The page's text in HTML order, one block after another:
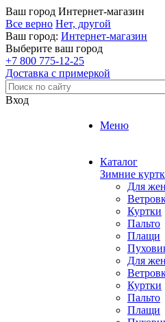
Ваш город Интернет-магазин
Все верно Нет, другой
Ваш город: Интернет-магазин
Выберите ваш город
+7 800 775-12-25
Доставка с примеркой
Вход
Меню
Каталог
Зимние
Для
Куртки
Пальто
Плащи
Для
Куртки
Пальто
Плащи